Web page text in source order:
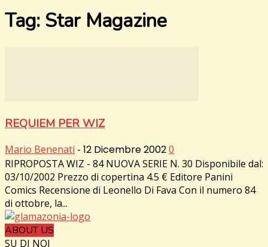
Tag: Star Magazine
REQUIEM PER WIZ
Mario Benenati - 12 Dicembre 20020
RIPROPOSTA WIZ - 84 NUOVA SERIE N. 30 Disponibile dal:
03/10/2002 Prezzo di copertina 4.5 € Editore Panini
Comics Recensione di Leonello Di Fava Con il numero 84
di ottobre, la...
ABOUT US
SU DI NOI